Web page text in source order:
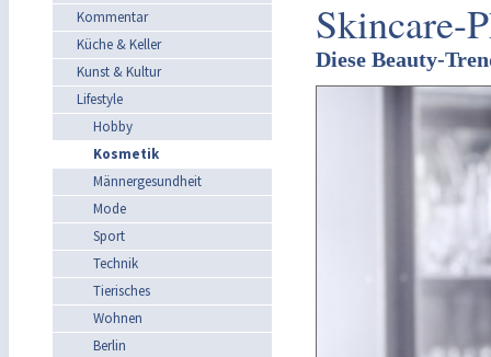
Kommentar
Küche & Keller
Kunst & Kultur
Lifestyle
Hobby
Kosmetik
Männergesundheit
Mode
Sport
Technik
Tierisches
Wohnen
Berlin
Skincare-
Diese Beauty-